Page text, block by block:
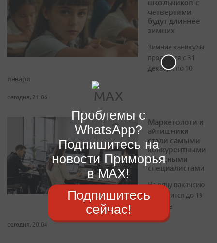
школьников с
четвертями
будут длиннее
зимних
Зимние каникулы
продлятся с 31
декабря по 10
января
сегодня, 21:06
Маркетологи и
айтишники
стали самыми
конкурентными
офисными
специалистами
На одну вакансию
приходится до 19
резюме
сегодня, 20:04
Проблемы с
WhatsApp?
Подпишитесь на
новости Приморья
в MAX!
Подпишитесь
сейчас!